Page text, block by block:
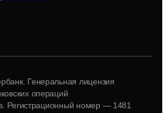
Генеральная лицензия
операций
Регистрационный номер — 1481